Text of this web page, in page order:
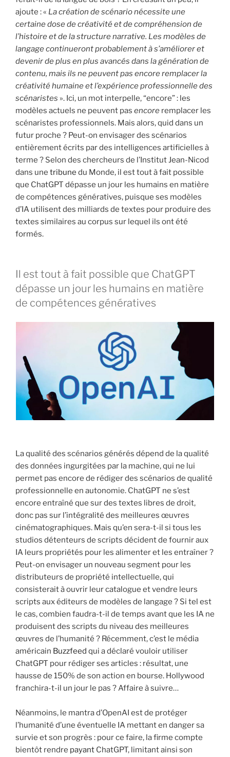
ajoute : « La création de scénario nécessite une
certaine dose de créativité et de compréhension de
l’histoire et de la structure narrative. Les modèles de
langage continueront probablement à s’améliorer et
devenir de plus en plus avancés dans la génération de
contenu, mais ils ne peuvent pas encore remplacer la
créativité humaine et l’expérience professionnelle des
scénaristes ». Ici, un mot interpelle, “encore” : les
modèles actuels ne peuvent pas encore remplacer les
scénaristes professionnels. Mais alors, quid dans un
futur proche ? Peut-on envisager des scénarios
entièrement écrits par des intelligences artificielles à
terme ? Selon des chercheurs de l’Institut Jean-Nicod
dans une tribune du Monde, il est tout à fait possible
que ChatGPT dépasse un jour les humains en matière
de compétences génératives, puisque ses modèles
d’IA utilisent des milliards de textes pour produire des
textes similaires au corpus sur lequel ils ont été
formés.
Il est tout à fait possible que ChatGPT
dépasse un jour les humains en matière
de compétences génératives
La qualité des scénarios générés dépend de la qualité
des données ingurgitées par la machine, qui ne lui
permet pas encore de rédiger des scénarios de qualité
professionnelle en autonomie. ChatGPT ne s’est
encore entraîné que sur des textes libres de droit,
donc pas sur l’intégralité des meilleures œuvres
cinématographiques. Mais qu’en sera-t-il si tous les
studios détenteurs de scripts décident de fournir aux
IA leurs propriétés pour les alimenter et les entraîner ?
Peut-on envisager un nouveau segment pour les
distributeurs de propriété intellectuelle, qui
consisterait à ouvrir leur catalogue et vendre leurs
scripts aux éditeurs de modèles de langage ? Si tel est
le cas, combien faudra-t-il de temps avant que les IA ne
produisent des scripts du niveau des meilleures
œuvres de l’humanité ? Récemment, c’est le média
américain Buzzfeed qui a déclaré vouloir utiliser
ChatGPT pour rédiger ses articles : résultat, une
hausse de 150% de son action en bourse. Hollywood
franchira-t-il un jour le pas ? Affaire à suivre…
Néanmoins, le mantra d’OpenAI est de protéger
l’humanité d’une éventuelle IA mettant en danger sa
survie et son progrès : pour ce faire, la firme compte
bientôt rendre payant ChatGPT, limitant ainsi son